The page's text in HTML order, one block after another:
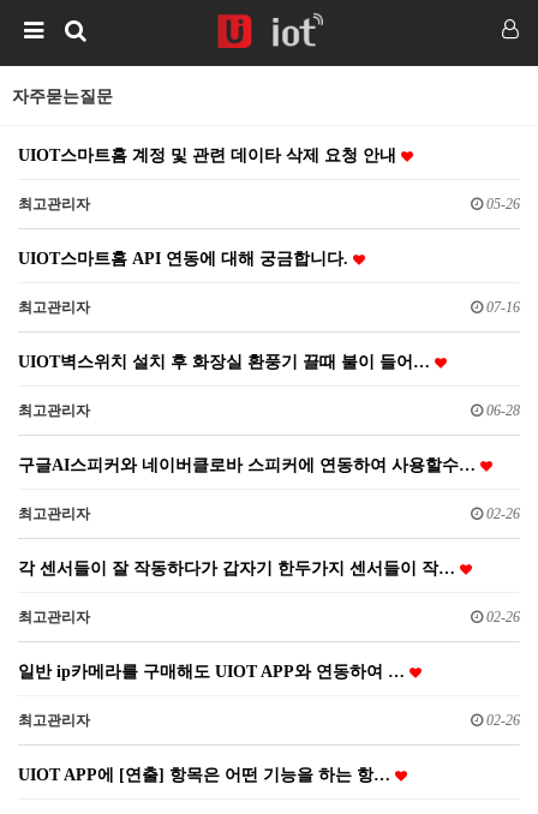
자주묻는질문
UIOT스마트홈 계정 및 관련 데이타 삭제 요청 안내
최고관리자 05-26
UIOT스마트홈 API 연동에 대해 궁금합니다.
최고관리자 07-16
UIOT벽스위치 설치 후 화장실 환풍기 끌때 불이 들어…
최고관리자 06-28
구글AI스피커와 네이버클로바 스피커에 연동하여 사용할수…
최고관리자 02-26
각 센서들이 잘 작동하다가 갑자기 한두가지 센서들이 작…
최고관리자 02-26
일반 ip카메라를 구매해도 UIOT APP와 연동하여 …
최고관리자 02-26
UIOT APP에 [연출] 항목은 어떤 기능을 하는 항…